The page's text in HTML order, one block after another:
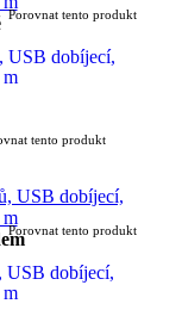
Porovnat tento produkt
USB dobíjecí,
m
tento produkt
Porovnat tento produkt
USB dobíjecí,
m